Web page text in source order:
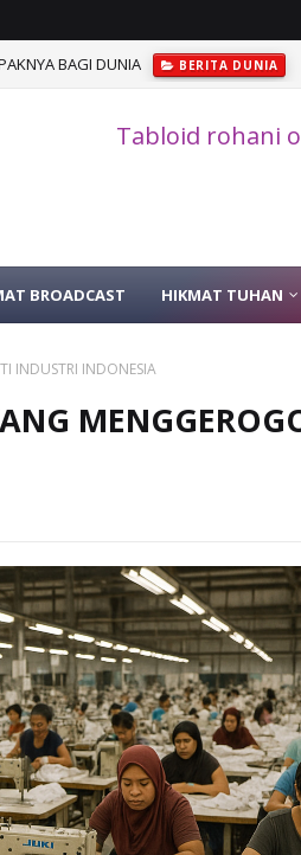
BAGI DUNIA BERITA DUNIA
Tabloid rohani
BROADCAST HIKMAT TUHAN
INDUSTRI INDONESIA